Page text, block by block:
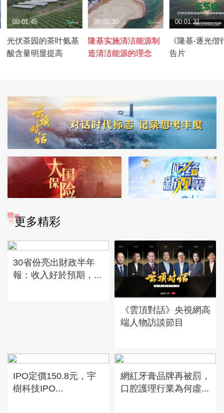
光伏茶园的茶叶氨基
酸含量明显提高
00:01:45
隆基实施清洁能源制
造清洁能源的理念
00:01:30
《隆基-逐光偕
告片
00:01:31
更多精彩
30省份亮出財政半年
報：收入好於預期，...
《雲頂對話》央視網高
端人物訪談節目
IPO定價150.8元，宇
樹科技IPO...
網紅牙膏品牌再被罰，
口腔護理行業為何虛...